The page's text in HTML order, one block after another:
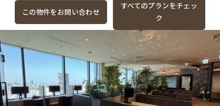
この物件をお問い合わせ
すべてのプランをチェッ
ク